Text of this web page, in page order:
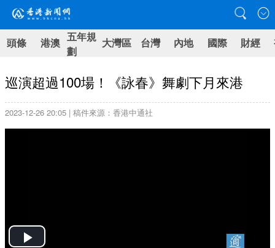
頭條 港澳 五年規
劃
大灣區 台灣 內地 國際 財經
巡演超過100場！《詠春》舞劇下月來港
2023-12-26 20:05 | 稿件來源：香港中通社